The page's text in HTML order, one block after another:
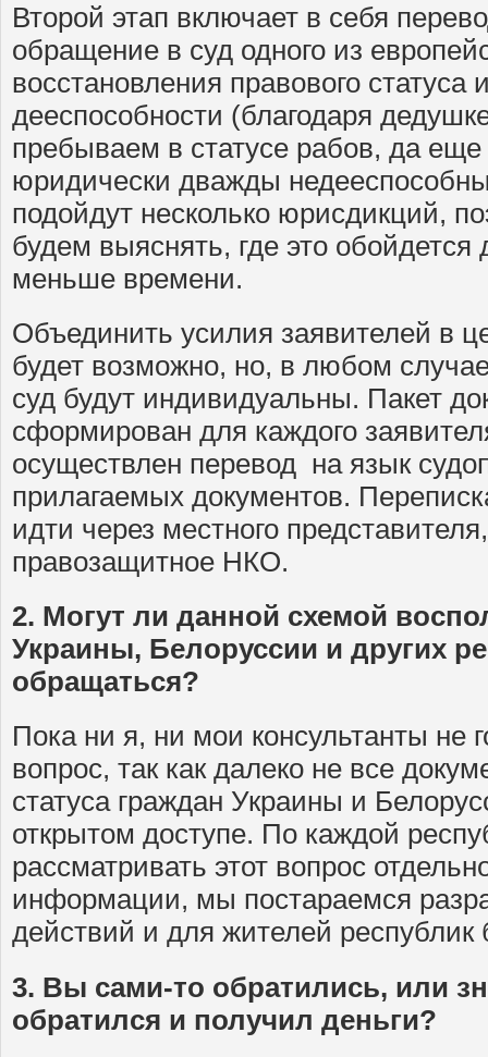
Второй этап включает в себя
обращение в суд одного из
восстановления правового
дееспособности (благодаря
пребываем в статусе рабов, да
юридически дважды
подойдут несколько юрисдикций,
будем выяснять, где это
меньше времени.
Объединить усилия заявителей в
будет возможно, но, в любом
суд будут индивидуальны. Пакет
сформирован для каждого
осуществлен перевод на язык
прилагаемых документов.
идти через местного
правозащитное НКО.
2. Могут ли данной схемой
Украины, Белоруссии и других
обращаться?
Пока ни я, ни мои консультанты не
вопрос, так как далеко не все
статуса граждан Украины и
открытом доступе. По каждой
рассматривать этот вопрос
информации, мы постараемся
действий и для жителей
3. Вы сами-то обратились, или
обратился и получил деньги?